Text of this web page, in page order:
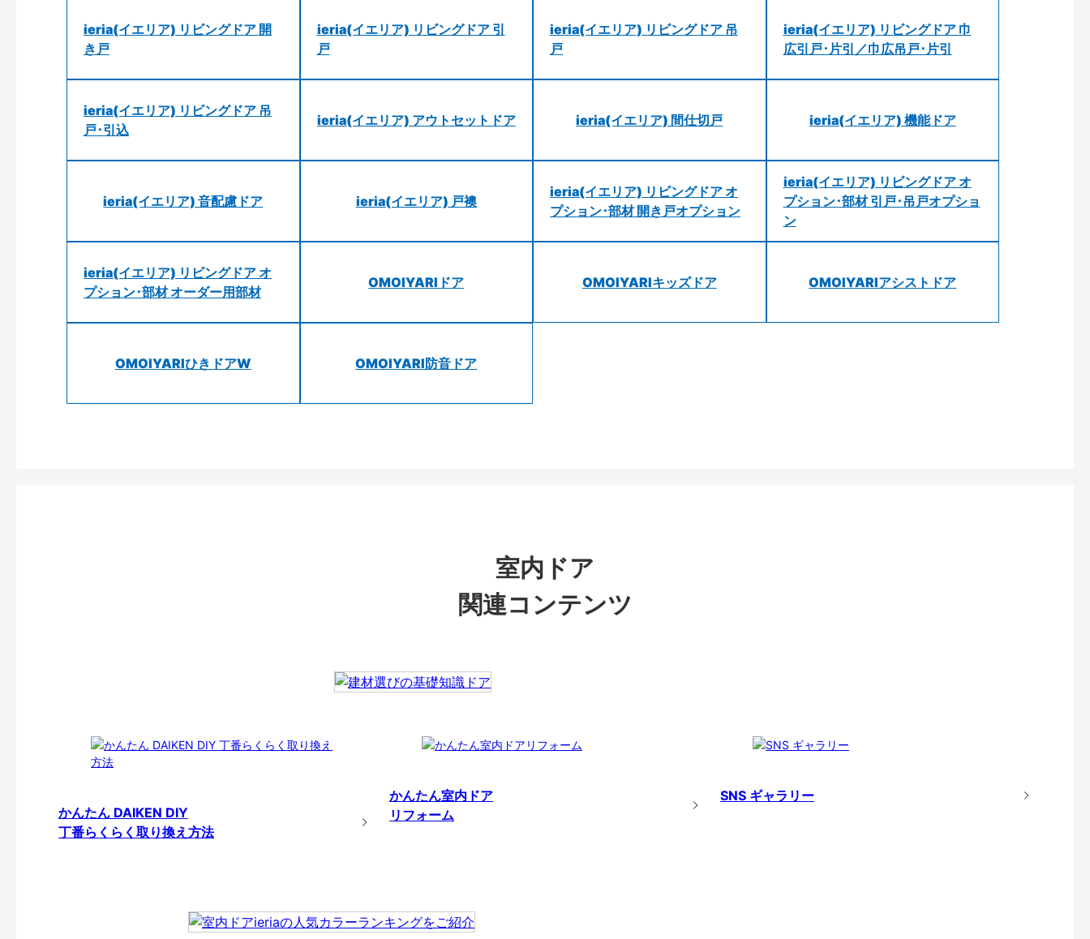
ieria(イエリア) リビングドア 開
き戸
ieria(イエリア) リビングドア 引
戸
ieria(イエリア) リビングドア 吊
戸
ieria(イエリア) リビングドア 巾
広引戸･片引／巾広吊戸･片引
ieria(イエリア) リビングドア 吊
戸･引込
ieria(イエリア) アウトセットドア ieria(イエリア) 間仕切戸 ieria(イエリア) 機能ドア
ieria(イエリア) 音配慮ドア ieria(イエリア) 戸襖
ieria(イエリア) リビングドア オ
プション･部材 開き戸オプション
ieria(イエリア) リビングドア オ
プション･部材 引戸･吊戸オプショ
ン
ieria(イエリア) リビングドア オ
プション･部材 オーダー用部材
OMOIYARIドア OMOIYARIキッズドア OMOIYARIアシストドア
OMOIYARIひきドアW OMOIYARI防音ドア
室内ドア
関連コンテンツ
かんたん DAIKEN DIY
丁番らくらく取り換え方法
かんたん室内ドア
リフォーム
SNS ギャラリー